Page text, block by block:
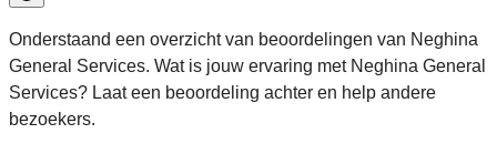
Onderstaand een overzicht van beoordelingen van Neghina
General Services. Wat is jouw ervaring met Neghina General
Services? Laat een beoordeling achter en help andere
bezoekers.